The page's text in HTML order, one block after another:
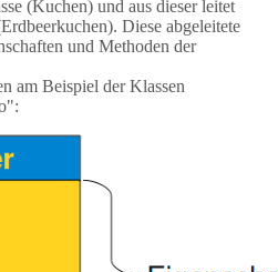
(Kuchen) und aus dieser leitet
Diese abgeleitete
und Methoden der
am Beispiel der Klassen